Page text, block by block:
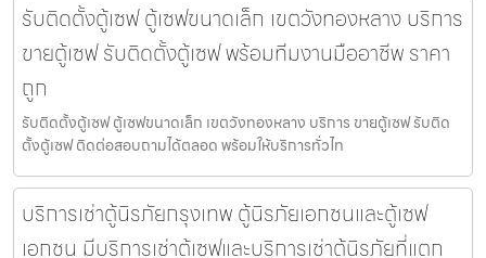
รับติดตั้งตู้เซฟ ตู้เซฟขนาดเล็ก เขตวังทองหลาง บริการ
ขายตู้เซฟ รับติดตั้งตู้เซฟ พร้อมทีมงานมืออาชีพ ราคา
ถูก
รับติดตั้งตู้เซฟ ตู้เซฟขนาดเล็ก เขตวังทองหลาง บริการ ขายตู้เซฟ รับติด
ตั้งตู้เซฟ ติดต่อสอบถามได้ตลอด พร้อมให้บริการทั่วไท
บริการเช่าตู้นิรภัยกรุงเทพ ตู้นิรภัยเอกชนและตู้เซฟ
เอกชน มีบริการเช่าตู้เซฟและบริการเช่าตู้นิรภัยที่แตก